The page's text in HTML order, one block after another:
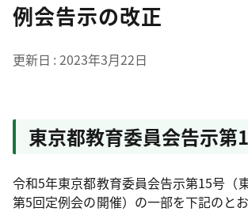
例会告示の改正
更新日 2023年3月22日
東京都教育委員会告示第
令和5年東京都教育委員会告示第15号（
第5回定例会の開催）の一部を下記のと